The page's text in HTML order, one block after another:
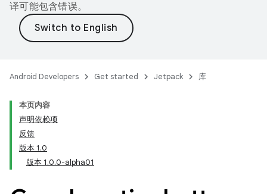
译可能包含错误。
Android Developers Get started Jetpack 库
本页内容
声明依赖项
反馈
版本 1.0
版本 1.0.0-alpha01